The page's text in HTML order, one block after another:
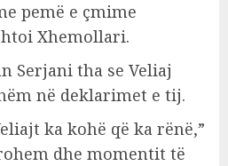
pemë e çmime
Xhemollari.
Serjani tha se Veliaj
në deklarimet e tij.
ka kohë që ka rënë,”
dhe momentit të